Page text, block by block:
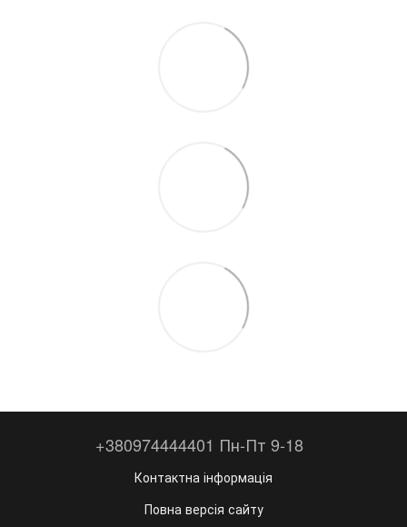
+380974444401 Пн-Пт 9-18
Контактна інформація
Повна версія сайту